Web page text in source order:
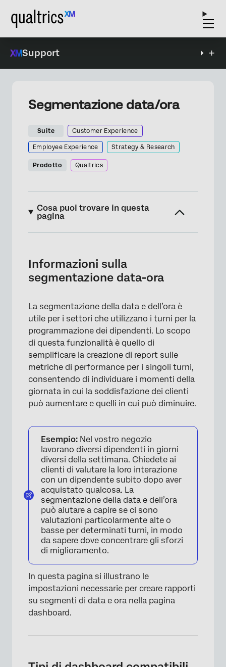
Support
Segmentazione data/ora
Suite Customer Experience
Employee Experience Strategy & Research
Prodotto Qualtrics
Cosa puoi trovare in questa
pagina
Tipi di dashboard compatibili
Requisiti dei dati
Ricodifica del campo del giorno della
settimana
Rapporti su segmenti di data e ora nei
widget
Risoluzione dei problemi
FAQs
Informazioni sulla
segmentazione data-ora
La segmentazione della data e dell’ora è
utile per i settori che utilizzano i turni per la
programmazione dei dipendenti. Lo scopo
di questa funzionalità è quello di
semplificare la creazione di report sulle
metriche di performance per i singoli turni,
consentendo di individuare i momenti della
giornata in cui la soddisfazione dei clienti
può aumentare e quelli in cui può diminuire.
Esempio: Nel vostro negozio
lavorano diversi dipendenti in giorni
diversi della settimana. Chiedete ai
clienti di valutare la loro interazione
con un dipendente subito dopo aver
acquistato qualcosa. La
segmentazione della data e dell’ora
può aiutare a capire se ci sono
valutazioni particolarmente alte o
basse per determinati turni, in modo
da sapere dove concentrare gli sforzi
di miglioramento.
In questa pagina si illustrano le
impostazioni necessarie per creare rapporti
su segmenti di data e ora nella pagina
dashboard.